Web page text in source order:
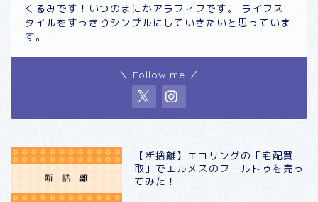
くるみです！いつのまにかアラフィフです。 ライフス
タイルをすっきりシンプルにしていきたいと思っていま
す。
＼ Follow me ／
【断捨離】エコリングの「宅配買
取」でエルメスのフールトゥを売っ
てみた！